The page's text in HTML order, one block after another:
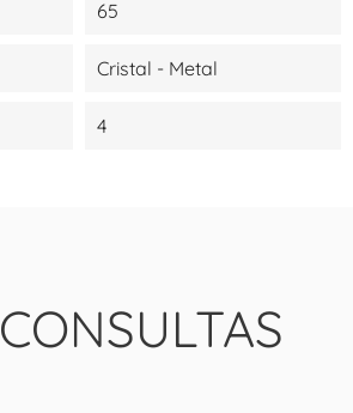
65
Cristal - Metal
4
CONSULTAS